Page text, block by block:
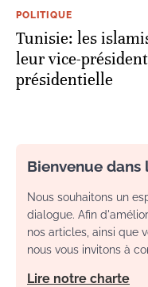
POLITIQUE
Tunisie: les
leur vice-
présidentielle
Bienvenue dans
Nous souhaitons un
dialogue. Afin
nos articles, ainsi que
nous vous invitons à
Lire notre charte